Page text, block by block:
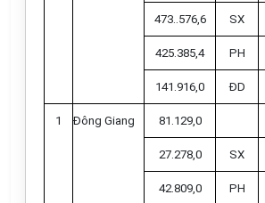
473..576,6 SX
425.385,4 PH
141.916,0 ĐD
1 Đông Giang 81.129,0
27.278,0 SX
42.809,0 PH